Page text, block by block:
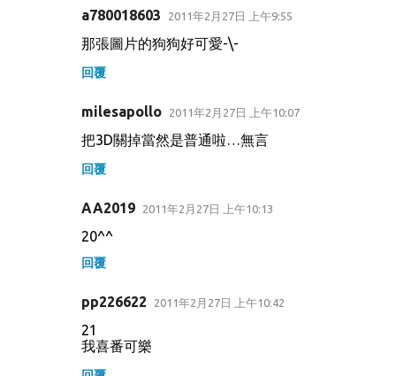
a780018603 2011年2月27日 上午9:55
那張圖片的狗狗好可愛-\-
回覆
milesapollo 2011年2月27日 上午10:07
把3D關掉當然是普通啦…無言
回覆
AA2019 2011年2月27日 上午10:13
20^^
回覆
pp226622 2011年2月27日 上午10:42
21
我喜番可樂